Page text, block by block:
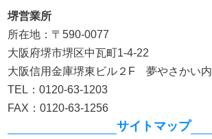
堺営業所
所在地：〒590-0077
大阪府堺市堺区中瓦町1-4-22
大阪信用金庫堺東ビル２F 夢やさかい内
TEL：0120-63-1203
FAX：0120-63-1256
サイトマップ